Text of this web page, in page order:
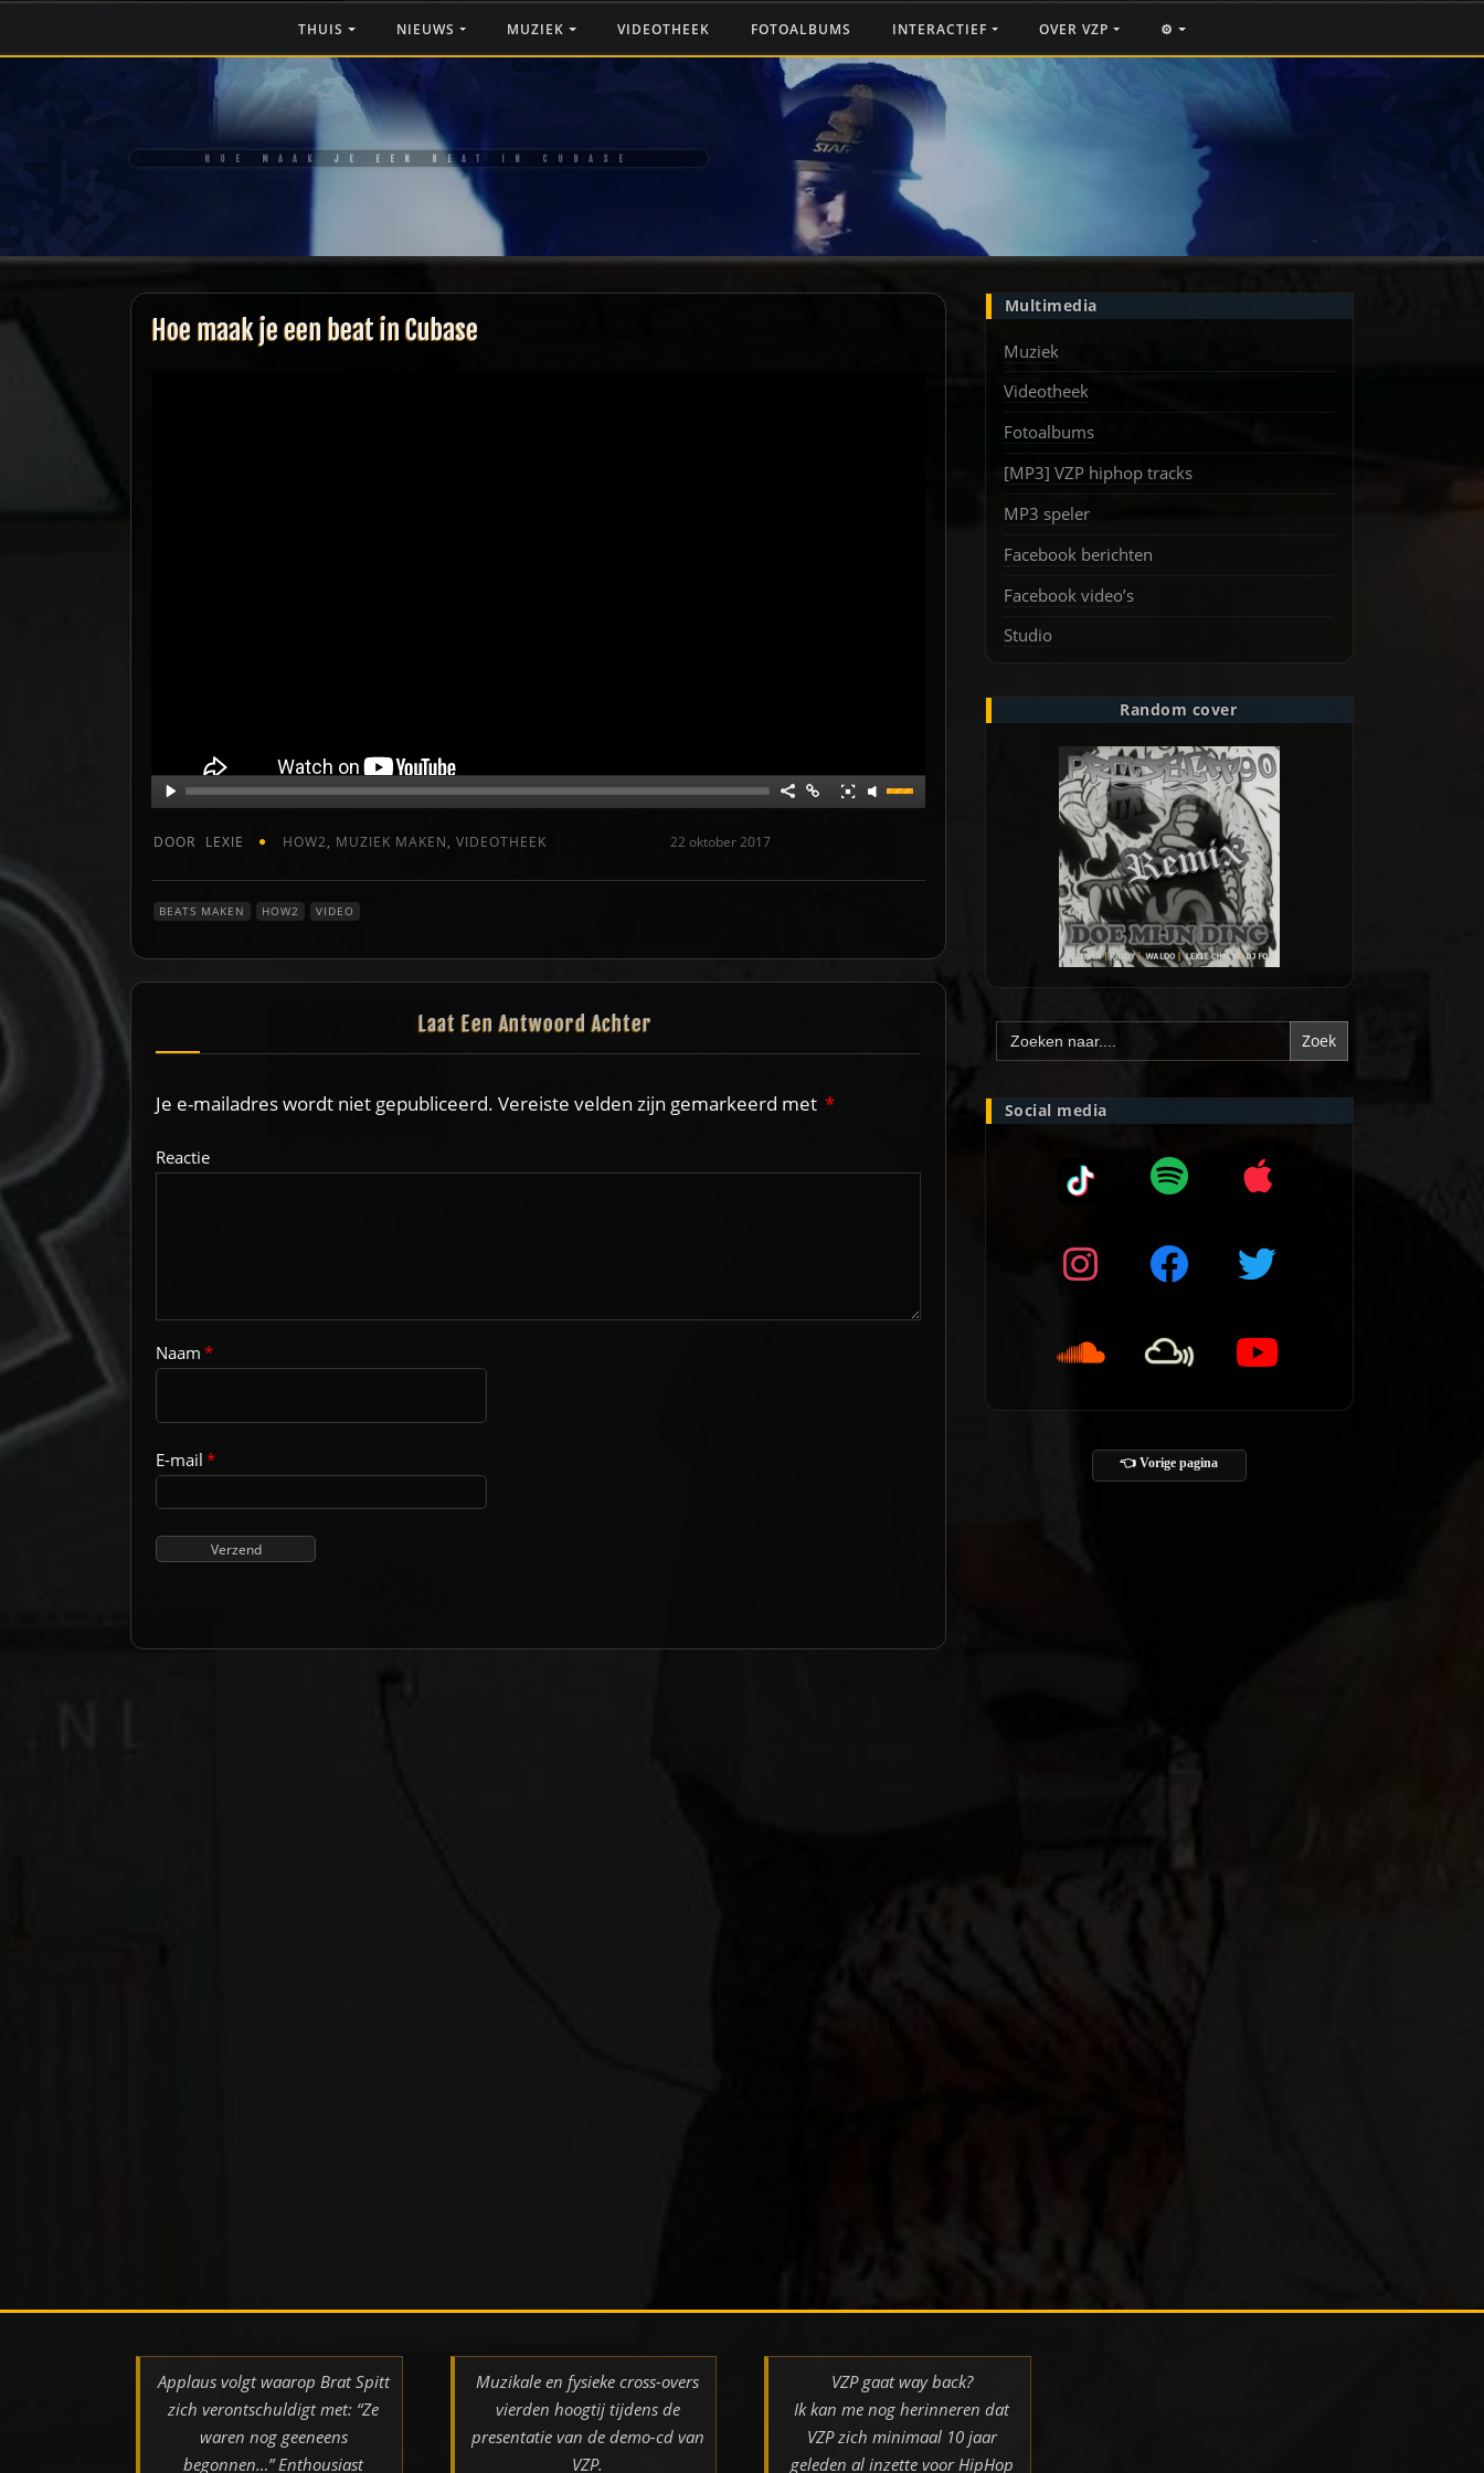
THUIS NIEUWS MUZIEK VIDEOTHEEK FOTOALBUMS INTERACTIEF OVER VZP ⚙️
HOE MAAK JE EEN BEAT IN CUBASE
Hoe maak je een beat in Cubase
22 oktober 2017
DOOR LEXIE HOW2, MUZIEK MAKEN,VIDEOTHEEK
BEATS MAKEN HOW2 VIDEO
Laat Een Antwoord Achter
Je e-mailadres wordt niet gepubliceerd. Vereiste velden zijn gemarkeerd met *
Reactie
Naam*
E-mail*
Multimedia
Muziek
Videotheek
Fotoalbums
[MP3] VZP hiphop tracks
MP3 speler
Facebook berichten
Facebook video’s
Studio
Random cover
Zoek
naar:
Social media
👈 Vorige pagina
Applaus volgt waarop Brat Spitt
zich verontschuldigt met: “Ze
waren nog geeneens
begonnen…” Enthousiast
Muzikale en fysieke cross-overs
vierden hoogtij tijdens de
presentatie van de demo-cd van
VZP.
VZP gaat way back?
Ik kan me nog herinneren dat
VZP zich minimaal 10 jaar
geleden al inzette voor HipHop